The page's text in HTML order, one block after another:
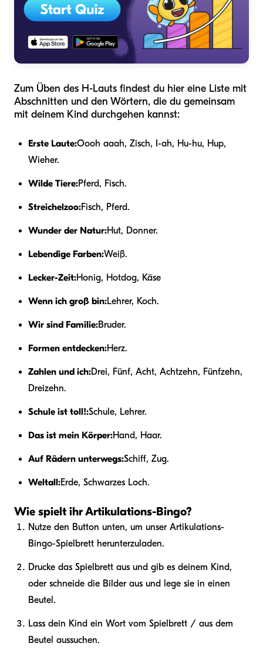
Zum Üben des H-Lauts findest du hier eine Liste mit
Abschnitten und den Wörtern, die du gemeinsam
mit deinem Kind durchgehen kannst:
Erste Laute:Oooh aaah, Zisch, I-ah, Hu-hu, Hup,
Wieher.
Wilde Tiere:Pferd, Fisch.
Streichelzoo:Fisch, Pferd.
Wunder der Natur:Hut, Donner.
Lebendige Farben:Weiß.
Lecker-Zeit:Honig, Hotdog, Käse
Wenn ich groß bin:Lehrer, Koch.
Wir sind Familie:Bruder.
Formen entdecken:Herz.
Zahlen und ich:Drei, Fünf, Acht, Achtzehn, Fünfzehn,
Dreizehn.
Schule ist toll!:Schule, Lehrer.
Das ist mein Körper:Hand, Haar.
Auf Rädern unterwegs:Schiff, Zug.
Weltall:Erde, Schwarzes Loch.
Wie spielt ihr Artikulations-Bingo?
Nutze den Button unten, um unser Artikulations-
Bingo-Spielbrett herunterzuladen.
Drucke das Spielbrett aus und gib es deinem Kind,
oder schneide die Bilder aus und lege sie in einen
Beutel.
Lass dein Kind ein Wort vom Spielbrett / aus dem
Beutel aussuchen.